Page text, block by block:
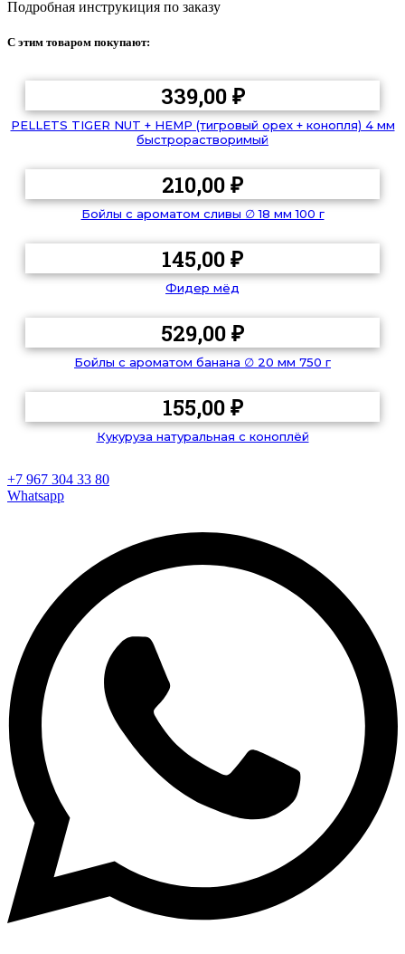
Подробная инструкиция по заказу
С этим товаром покупают:
339,00₽
PELLETS TIGER NUT + HEMP (тигровый орех + конопля) 4 мм
быстрорастворимый
210,00₽
Бойлы с ароматом сливы ∅ 18 мм 100 г
145,00₽
Фидер мёд
529,00₽
Бойлы с ароматом банана ∅ 20 мм 750 г
155,00₽
Кукуруза натуральная с коноплёй
+7 967 304 33 80
Whatsapp